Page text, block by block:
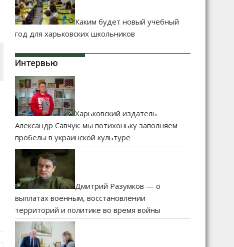
Каким будет новый учебный
год для харьковских школьников
Интервью
Харьковский издатель
Александр Савчук: мы потихоньку заполняем
пробелы в украинской культуре
Дмитрий Разумков — о
выплатах военным, восстановлении
территорий и политике во время войны